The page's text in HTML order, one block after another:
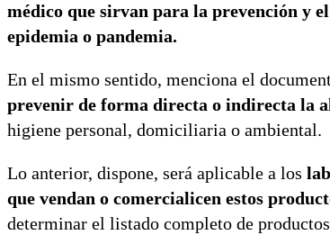
médico que sirvan para la prevención y
epidemia o pandemia.
En el mismo sentido, menciona el
prevenir de forma directa o indirecta la
higiene personal, domiciliaria o ambiental.
Lo anterior, dispone, será aplicable a los
que vendan o comercialicen estos
determinar el listado completo de